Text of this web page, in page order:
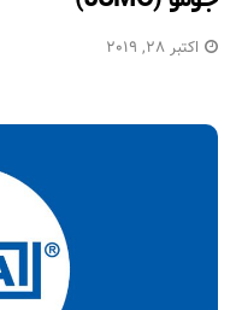
اکتبر 28, 2019